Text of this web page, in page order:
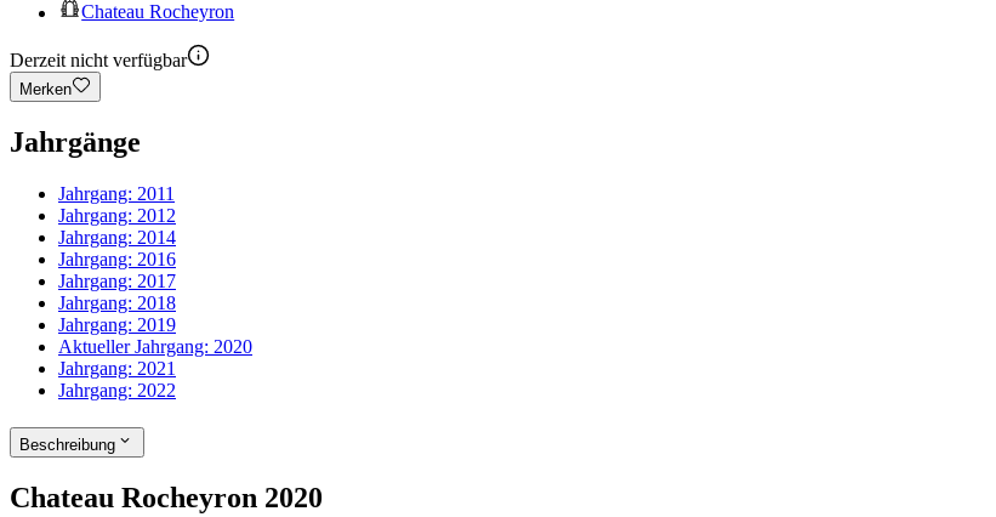
Chateau Rocheyron
Derzeit nicht verfügbar
Merken
Jahrgänge
Jahrgang: 2011
Jahrgang: 2012
Jahrgang: 2014
Jahrgang: 2016
Jahrgang: 2017
Jahrgang: 2018
Jahrgang: 2019
Aktueller Jahrgang: 2020
Jahrgang: 2021
Jahrgang: 2022
Beschreibung
Chateau Rocheyron 2020